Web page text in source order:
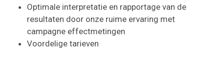
Optimale interpretatie en rapportage van de
resultaten door onze ruime ervaring met
campagne effectmetingen
Voordelige tarieven